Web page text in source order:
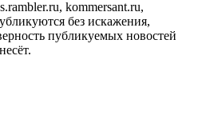
kommersant.ru,
без искажения,
публикуемых новостей